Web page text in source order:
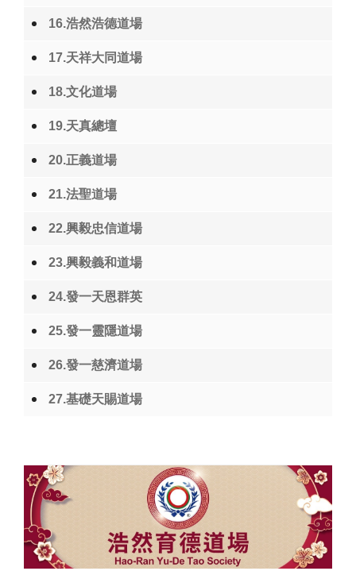
16.浩然浩德道場
17.天祥大同道場
18.文化道場
19.天真總壇
20.正義道場
21.法聖道場
22.興毅忠信道場
23.興毅義和道場
24.發一天恩群英
25.發一靈隱道場
26.發一慈濟道場
27.基礎天賜道場